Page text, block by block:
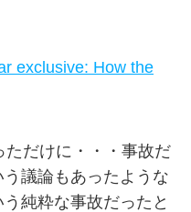
exclusive: How the
だけに・・・事故だ
議論もあったような
純粋な事故だったと